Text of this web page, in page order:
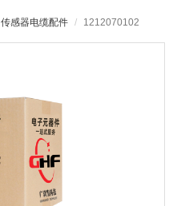
传感器电缆配件 1212070102